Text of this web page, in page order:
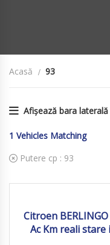
Acasă 93
Afișează bara laterală
1 Vehicles Matching
Putere cp : 93
Citroen
Ac Km reali